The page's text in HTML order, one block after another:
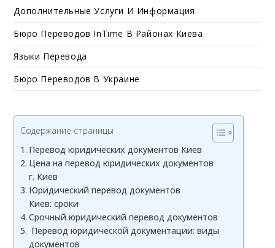
Дополнительные Услуги И Информация
Бюро Переводов InTime В Районах Киева
Языки Перевода
Бюро Переводов В Украине
Содержание страницы
Перевод юридических документов Киев
Цена на перевод юридических документов
г. Киев
Юридический перевод документов
Киев: сроки
Срочный юридический перевод документов
Перевод юридической документации: виды
документов